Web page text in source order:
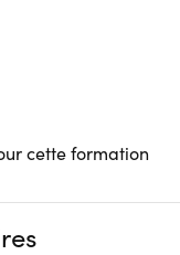
cette formation